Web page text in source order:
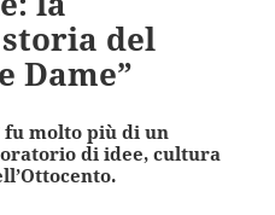
del
Dame”
fu molto più di un
di idee, cultura